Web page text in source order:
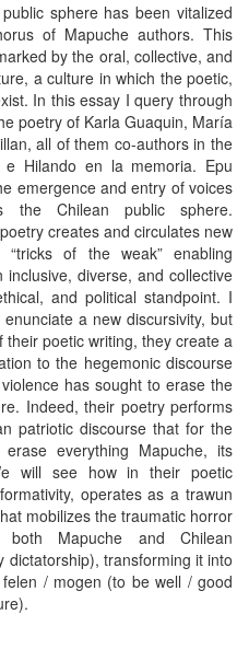
sphere has been vitalized
of Mapuche authors. This
by the oral, collective, and
a culture in which the poetic,
In this essay I query through
poetry of Karla Guaquin, María
all of them co-authors in the
Hilando en la memoria. Epu
emergence and entry of voices
the Chilean public sphere.
creates and circulates new
of the weak” enabling
diverse, and collective
and political standpoint. I
a new discursivity, but
poetic writing, they create a
to the hegemonic discourse
has sought to erase the
Indeed, their poetry performs
patriotic discourse that for the
everything Mapuche, its
will see how in their poetic
operates as a trawun
mobilizes the traumatic horror
both Mapuche and Chilean
dictatorship), transforming it into
/ mogen (to be well / good